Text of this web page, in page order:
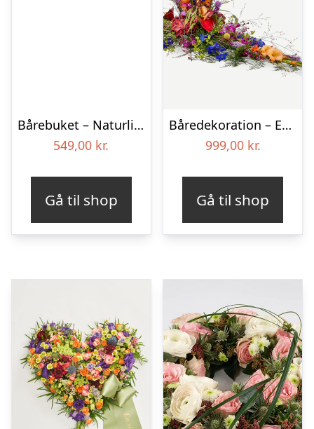
Bårebuket – Naturlig hvid
549,00 kr.
Gå til shop
Båredekoration – Et farverigt farvel
999,00 kr.
Gå til shop